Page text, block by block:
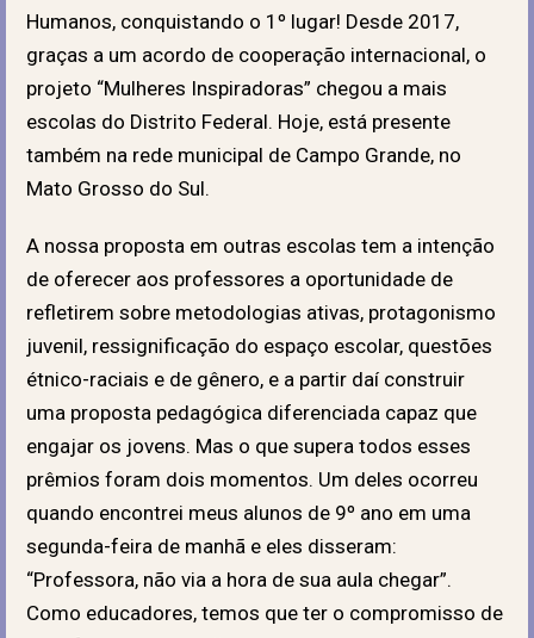
Humanos, conquistando o 1º lugar! Desde 2017,
graças a um acordo de cooperação internacional, o
projeto “Mulheres Inspiradoras” chegou a mais
escolas do Distrito Federal. Hoje, está presente
também na rede municipal de Campo Grande, no
Mato Grosso do Sul.
A nossa proposta em outras escolas tem a intenção
de oferecer aos professores a oportunidade de
refletirem sobre metodologias ativas, protagonismo
juvenil, ressignificação do espaço escolar, questões
étnico-raciais e de gênero, e a partir daí construir
uma proposta pedagógica diferenciada capaz que
engajar os jovens. Mas o que supera todos esses
prêmios foram dois momentos. Um deles ocorreu
quando encontrei meus alunos de 9º ano em uma
segunda-feira de manhã e eles disseram:
“Professora, não via a hora de sua aula chegar”.
Como educadores, temos que ter o compromisso de